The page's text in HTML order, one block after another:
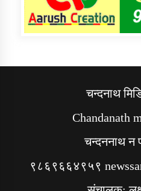
चन्दनाथ
Chandanath
चन्दननाथ न
९८६९६६४९५९